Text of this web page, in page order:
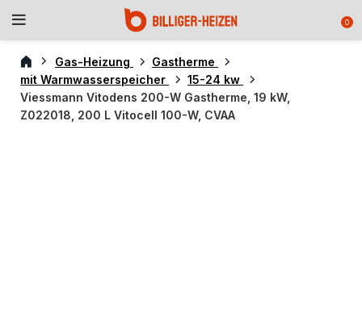
0
Gas-Heizung
Gastherme
mit Warmwasserspeicher
15-24 kw
Viessmann Vitodens 200-W Gastherme, 19 kW,
Z022018, 200 L Vitocell 100-W, CVAA